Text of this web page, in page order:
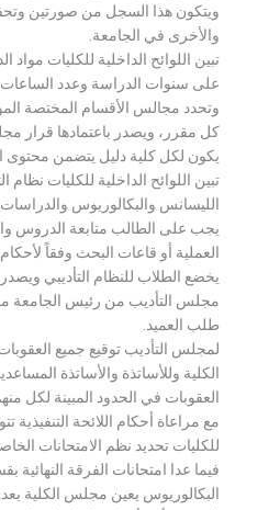
ويتكون هذا السجل من صورتين
والأخرى في الجامعة.
تبين اللوائح الداخلية للكليات مواد
على سنوات الدراسة وعدد
وتحدد مجالس الأقسام المختصة
كل مقرر، ويصدر باعتمادها قرار
يكون لكل كلية دليل يتضمن محتوى
تبين اللوائح الداخلية للكليات
الليسانس والبكالوريوس والدراسات
يجب على الطالب متابعة الدروس
العملية أو قاعات البحث وفقاً لأحكام
يخضع الطلاب للنظام التأديبي
مجلس التأديب من رئيس الجامعة
طلب العميد.
لمجلس التأديب توقيع جميع
الكلية وللأساتذة والأساتذة
العقوبات في الحدود المبينة لكل
مع مراعاة أحكام اللائحة التنفيذية
للكليات تحديد نظم الامتحانات
فيما عدا امتحانات الفرقة النهائية
البكالوريوس يعين مجلس الكلية